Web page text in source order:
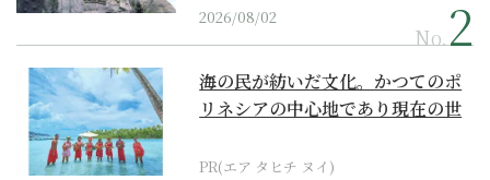
2026/08/02
No.
海の民が紡いだ文化。かつてのポ
リネシアの中心地であり現在の世
PR(エア タヒチ ヌイ)